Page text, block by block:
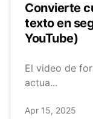
Convierte
texto en
YouTube)
El video de
actua...
Apr 15, 2025